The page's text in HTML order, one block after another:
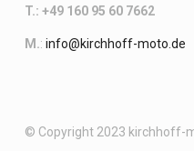
T.: +49 160 95 60 7662
M.: info@kirchhoff-moto.de
© Copyright 2023 kirchhoff-